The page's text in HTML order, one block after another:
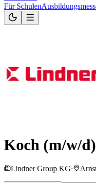
Für Schulen
Koch (m/w/d)
Lindner Group KG·